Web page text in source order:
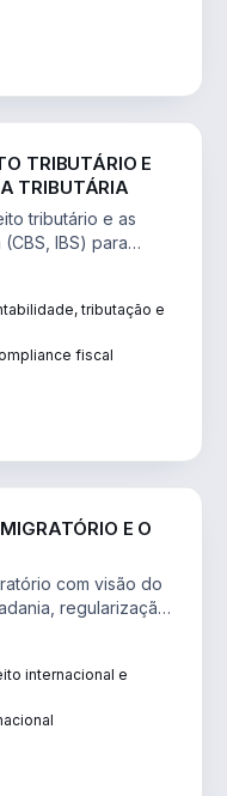
TRIBUTÁRIO E
TRIBUTÁRIA
tributário e as
IBS) para
tributação e
fiscal
E O
com visão do
regularização
internacional e